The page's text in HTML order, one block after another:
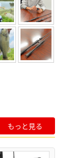
もっと見る